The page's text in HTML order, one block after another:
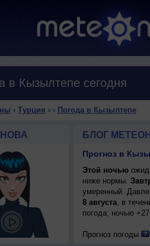
в Кызылтепе сегодня
› Турция › › Погода в Кызылтепе
БЛОГ
Прогноз в
Этой ночью
ниже нормы.
умеренный.
8 августа, в
погода; ночью
Прогноз погоды